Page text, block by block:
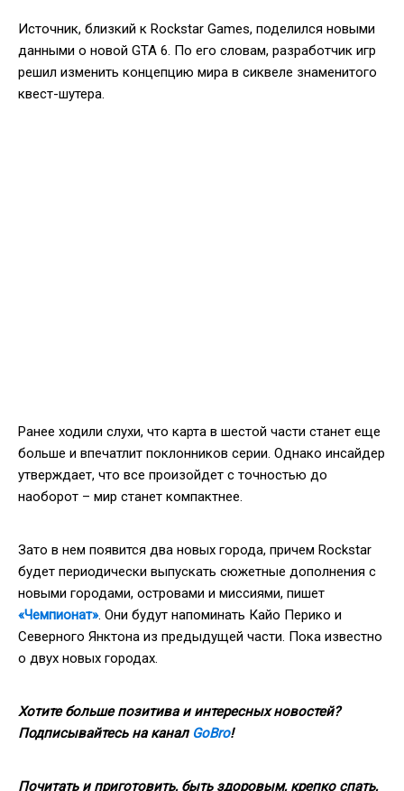
Источник, близкий к Rockstar Games, поделился новыми
данными о новой GTA 6. По его словам, разработчик игр
решил изменить концепцию мира в сиквеле знаменитого
квест-шутера.
Ранее ходили слухи, что карта в шестой части станет еще
больше и впечатлит поклонников серии. Однако инсайдер
утверждает, что все произойдет с точностью до
наоборот – мир станет компактнее.
Зато в нем появится два новых города, причем Rockstar
будет периодически выпускать сюжетные дополнения с
новыми городами, островами и миссиями, пишет
«Чемпионат». Они будут напоминать Кайо Перико и
Северного Янктона из предыдущей части. Пока известно
о двух новых городах.
Хотите больше позитива и интересных новостей?
Подписывайтесь на канал GoBro!
Почитать и приготовить, быть здоровым, крепко спать,